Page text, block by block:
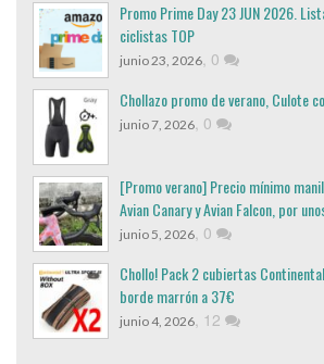
Promo Prime Day 23 JUN 2026.
ciclistas TOP
junio 23, 2026, 0
Chollazo promo de verano, Culote
junio 7, 2026, 0
[Promo verano] Precio mínimo
Avian Canary y Avian Falcon, por
junio 5, 2026, 0
Chollo! Pack 2 cubiertas
borde marrón a 37€
junio 4, 2026, 12